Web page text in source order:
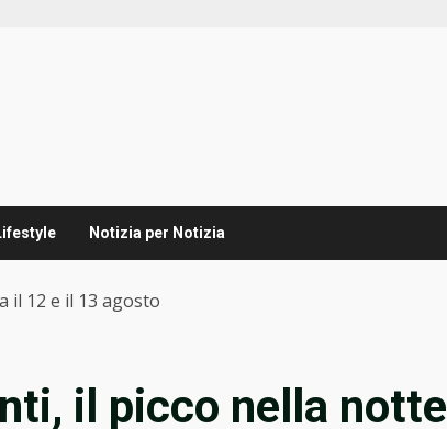
Notizia per Notizia
il 12 e il 13 agosto
il picco nella notte